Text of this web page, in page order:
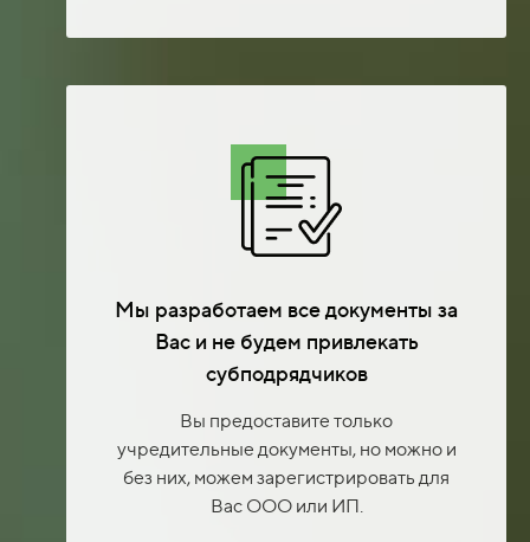
Мы разработаем все документы за
Вас и не будем привлекать
субподрядчиков
Вы предоставите только
учредительные документы, но можно и
без них, можем зарегистрировать для
Вас ООО или ИП.